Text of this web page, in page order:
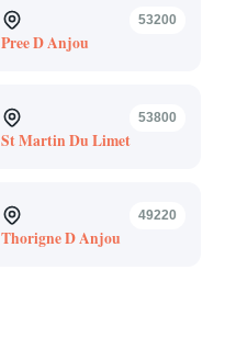
53200
Pree D Anjou
53800
St Martin Du Limet
49220
Thorigne D Anjou